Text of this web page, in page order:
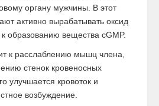
органу мужчины. В этот
активно вырабатывать оксид
образованию вещества cGMP.
к расслаблению мышц члена,
стенок кровеносных
улучшается кровоток и
возбуждение.